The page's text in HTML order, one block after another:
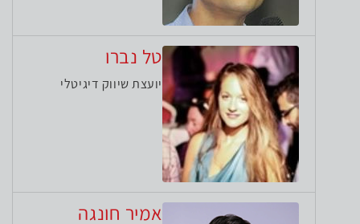
טל נברו
יועצת שיווק דיגיטלי
אמיר חונגה